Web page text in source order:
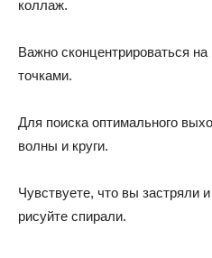
коллаж.
Важно сконцентрироваться
точками.
Для поиска оптимального
волны и круги.
Чувствуете, что вы застряли
рисуйте спирали.